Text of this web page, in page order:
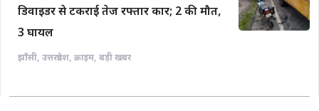
डिवाइडर से टकराई तेज रफ्तार कार; 2 की मौत,
3 घायल
झाँसी, उत्तरप्रदेश, क्राइम, बड़ी खबर